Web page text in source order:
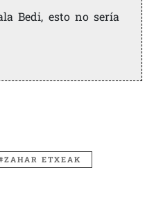
Bedi, esto no sería
ZAHAR ETXEAK